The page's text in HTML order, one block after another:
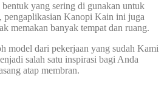
yang sering di gunakan untuk
pengaplikasian Kanopi Kain ini juga
memakan banyak tempat dan ruang.
model dari pekerjaan yang sudah Kami
salah satu inspirasi bagi Anda
atap membran.